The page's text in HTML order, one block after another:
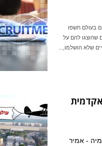
כי למעלה מ-75% מהארגונים בעולם חשפו
שהוצגו להם על
שלא הושלמו,...
- אמיר